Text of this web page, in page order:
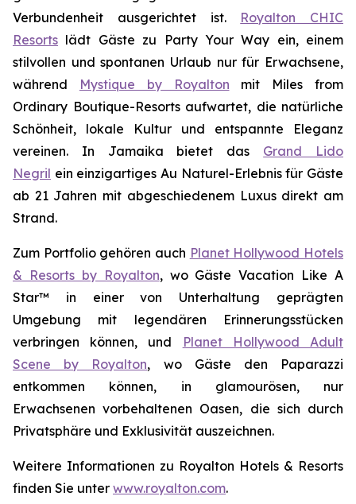
Verbundenheit ausgerichtet ist. Royalton CHIC
Resorts lädt Gäste zu Party Your Way ein, einem
stilvollen und spontanen Urlaub nur für Erwachsene,
während
Mystique by Royalton mit Miles from
Ordinary Boutique-Resorts aufwartet, die natürliche
Schönheit, lokale Kultur und entspannte Eleganz
vereinen. In Jamaika bietet das Grand Lido
Negril ein einzigartiges Au Naturel-Erlebnis für Gäste
ab 21 Jahren mit abgeschiedenem Luxus direkt am
Strand.
Zum Portfolio gehören auch Planet Hollywood Hotels
& Resorts by Royalton, wo GästeVacation Like A
Star™ in einer von Unterhaltung geprägten
Umgebung mit legendären Erinnerungsstücken
verbringen können, und
Planet Hollywood Adult
Scene by Royalton, wo Gäste den Paparazzi
entkommen können, in glamourösen, nur
Erwachsenen vorbehaltenen Oasen, die sich durch
Privatsphäre und Exklusivität auszeichnen.
Weitere Informationen zu Royalton Hotels & Resorts
finden Sie unter www.royalton.com.